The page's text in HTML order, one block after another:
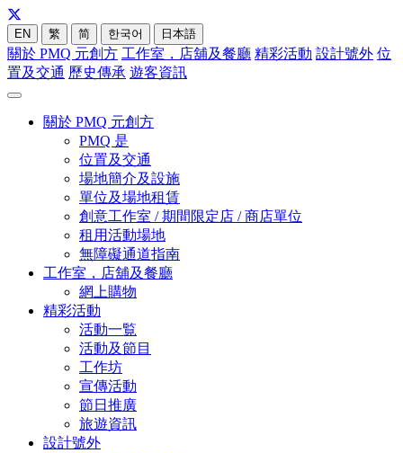
EN 繁 简 한국어 日本語
關於 PMQ 元創方 工作室，店舖及餐廳 精彩活動 設計號外 位
置及交通 歷史傳承 遊客資訊
關於 PMQ 元創方
PMQ 是
位置及交通
場地簡介及設施
單位及場地租賃
創意工作室 / 期間限定店 / 商店單位
租用活動場地
無障礙通道指南
工作室，店舖及餐廳
網上購物
精彩活動
活動一覧
活動及節目
工作坊
宣傳活動
節日推廣
旅遊資訊
設計號外